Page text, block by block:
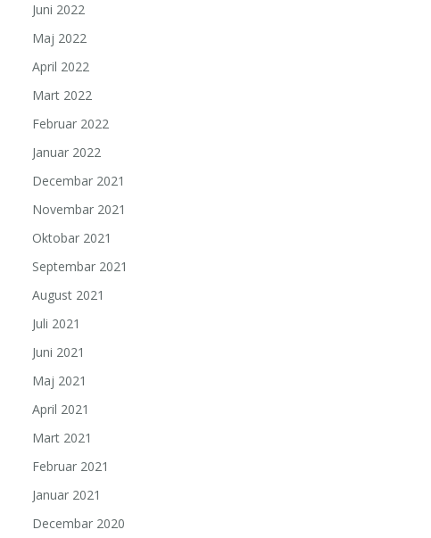
Juni 2022
Maj 2022
April 2022
Mart 2022
Februar 2022
Januar 2022
Decembar 2021
Novembar 2021
Oktobar 2021
Septembar 2021
August 2021
Juli 2021
Juni 2021
Maj 2021
April 2021
Mart 2021
Februar 2021
Januar 2021
Decembar 2020